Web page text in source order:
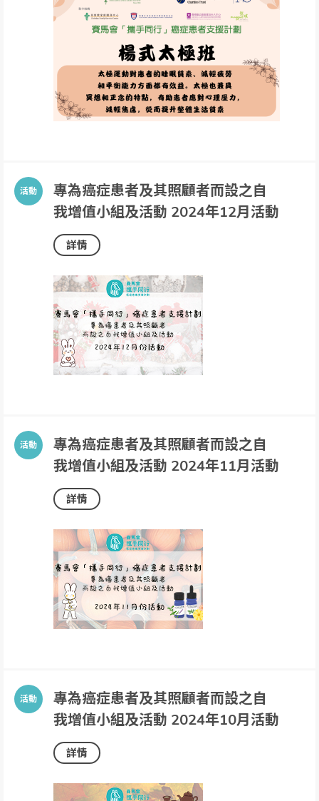
專為癌症患者及其照顧者而設之自
我增值小組及活動 2024年12月活動
詳情
專為癌症患者及其照顧者而設之自
我增值小組及活動 2024年11月活動
詳情
專為癌症患者及其照顧者而設之自
我增值小組及活動 2024年10月活動
詳情